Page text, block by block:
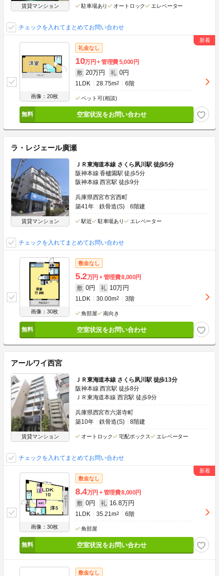
賃貸マンション 駐車場あり オートロック エレベーター
チェックを入れてまとめてお問い合わせ
画像：20枚
礼金なし
10万円 管理費5,000円
敷 20万円 礼 0円
1LDK 28.75m2 6階
ペット可(相談)
空室状況をお問い合わせ
ラ・レジェール廣瀬
賃貸マンション
ＪＲ東海道本線 さくら夙川駅 徒歩5分
阪神本線 香櫨園駅 徒歩5分
阪神本線 西宮駅 徒歩9分
兵庫県西宮市宮西町
築41年
鉄骨造(S) 6階建
駅近 駐車場あり エレベーター
チェックを入れてまとめてお問い合わせ
画像：30枚
敷金なし
5.2万円 管理費8,000円
敷 0円 礼 10万円
1LDK 30.00m2 3階
角部屋 南向き
空室状況をお問い合わせ
アールワイ西宮
賃貸マンション
ＪＲ東海道本線 さくら夙川駅 徒歩13分
阪神本線 西宮駅 徒歩8分
ＪＲ東海道本線 西宮駅 徒歩9分
兵庫県西宮市六湛寺町
築10年
鉄骨造(S) 8階建
オートロック 宅配ボックス エレベーター
チェックを入れてまとめてお問い合わせ
画像：30枚
敷金なし
8.4万円 管理費8,000円
敷 0円 礼 16.8万円
1LDK 35.21m2 6階
角部屋
空室状況をお問い合わせ
敷金なし